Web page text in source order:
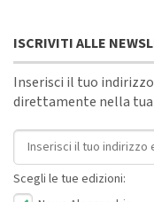
ISCRIVITI ALLE
Inserisci il tuo
direttamente nella
Indirizzo email
Scegli le tue edizioni: